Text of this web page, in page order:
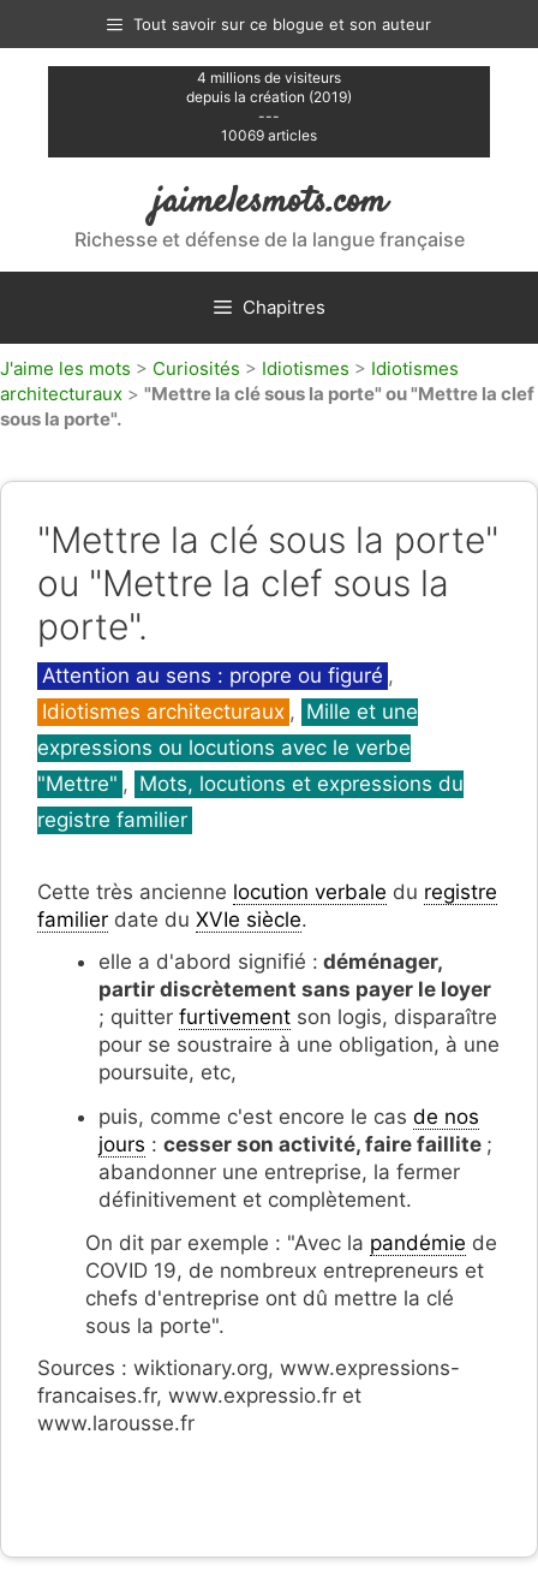
contenu
Tout savoir sur ce blogue et son auteur
4 millions de visiteurs
depuis la création (2019)
---
10069 articles
jaimelesmots.com
Richesse et défense de la langue française
Chapitres
J'aime les mots > Curiosités > Idiotismes > Idiotismes
architecturaux > "Mettre la clé sous la porte" ou "Mettre la clef
sous la porte".
"Mettre la clé sous la porte"
ou "Mettre la clef sous la
porte".
Catégories
Attention au sens : propre ou figuré ,
Idiotismes architecturaux , Mille et une
expressions ou locutions avec le verbe
"Mettre" , Mots, locutions et expressions du
registre familier
Cette très ancienne locution verbale du registre
familier date du XVIe siècle.
elle a d'abord signifié : déménager,
partir discrètement sans payer le loyer
; quitter furtivement son logis, disparaître
pour se soustraire à une obligation, à une
poursuite, etc,
puis, comme c'est encore le cas de nos
jours : cesser son activité, faire faillite ;
abandonner une entreprise, la fermer
définitivement et complètement.
On dit par exemple : "Avec la pandémie de
COVID 19, de nombreux entrepreneurs et
chefs d'entreprise ont dû mettre la clé
sous la porte".
Sources : wiktionary.org, www.expressions-
francaises.fr, www.expressio.fr et
www.larousse.fr